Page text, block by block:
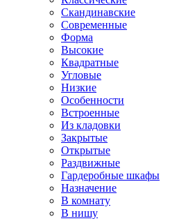
Скандинавские
Современные
Форма
Высокие
Квадратные
Угловые
Низкие
Особенности
Встроенные
Из кладовки
Закрытые
Открытые
Раздвижные
Гардеробные шкафы
Назначение
В комнату
В нишу